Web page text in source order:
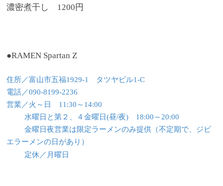
濃密煮干し 1200円
●RAMEN Spartan Z
住所／富山市五福1929-1 タツヤビル1-C
電話／090-8199-2236
営業／火～日 11:30～14:00
水曜日と第２、４金曜日(昼/夜) 18:00～20:00
金曜日夜営業は限定ラーメンのみ提供（不定期で、ジビ
エラーメンの日があり）
定休／月曜日